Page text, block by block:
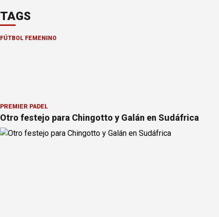
TAGS
FÚTBOL FEMENINO
PREMIER PÁDEL
Otro festejo para Chingotto y Galán en Sudáfrica